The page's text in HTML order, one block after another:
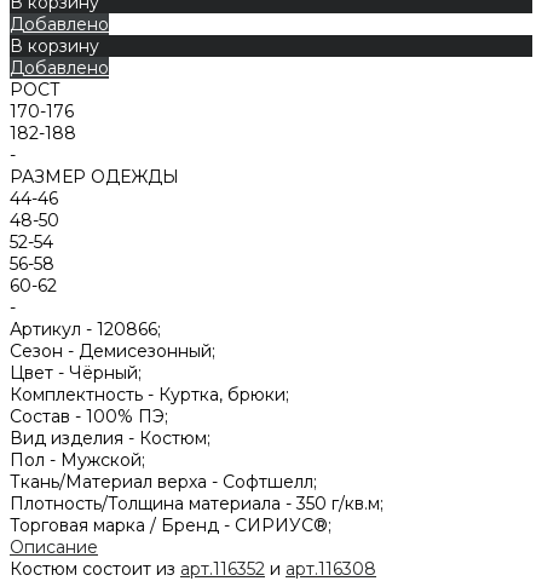
Добавлено
В корзину
Добавлено
РОСТ
170-176
182-188
-
РАЗМЕР ОДЕЖДЫ
44-46
48-50
52-54
56-58
60-62
-
Артикул - 120866;
Сезон - Демисезонный;
Цвет - Чёрный;
Комплектность - Куртка, брюки;
Состав - 100% ПЭ;
Вид изделия - Костюм;
Пол - Мужской;
Ткань/Материал верха - Софтшелл;
Плотность/Толщина материала -350 г/кв.м;
Торговая марка / Бренд - СИРИУС®;
Описание
Костюм состоит из арт.116352 и арт.116308